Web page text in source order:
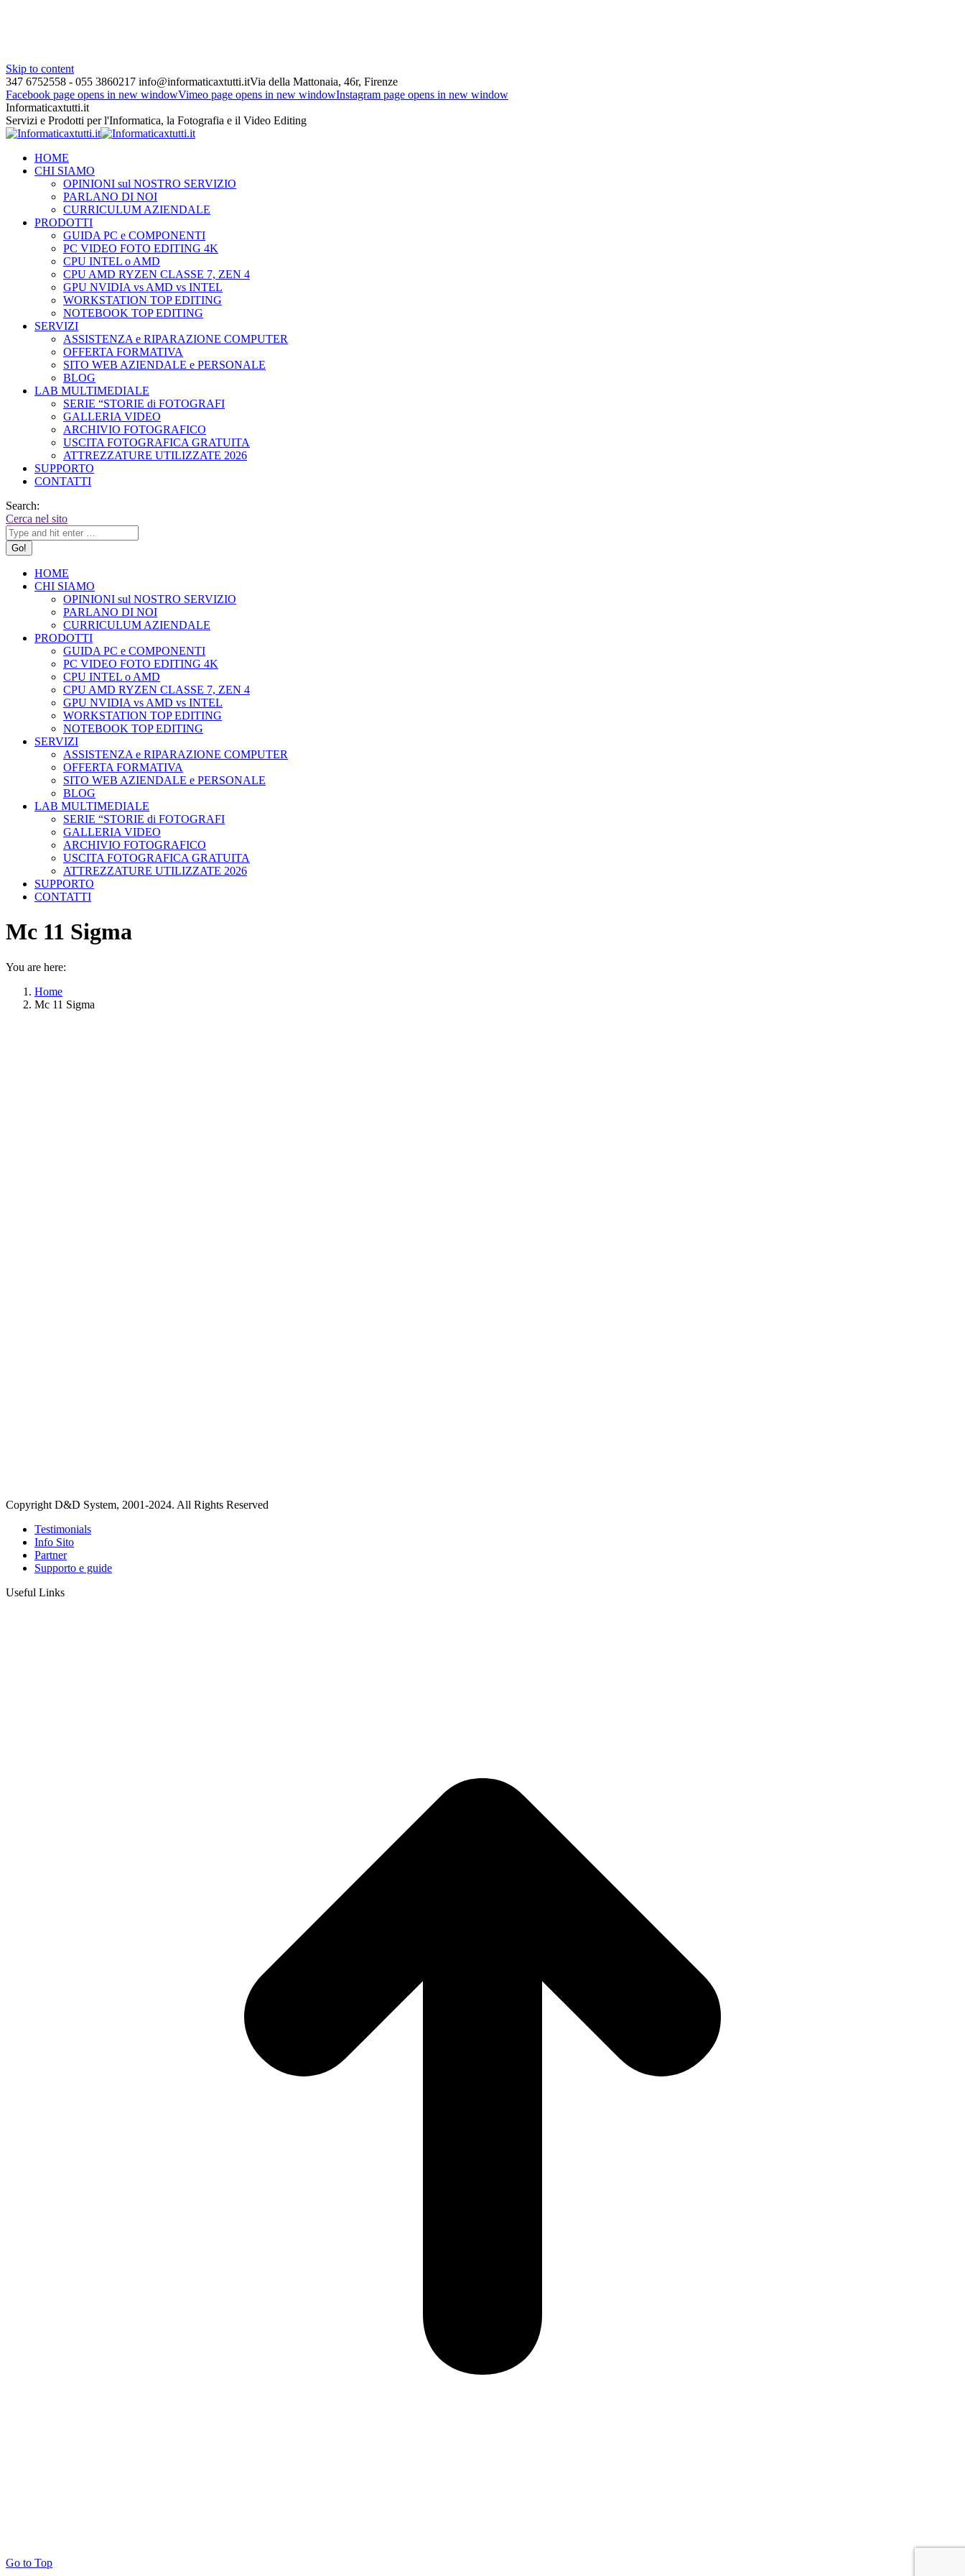
Skip to content
347 6752558 - 055 3860217 info@informaticaxtutti.itVia della Mattonaia, 46r, Firenze
Facebook page opens in new windowVimeo page opens in new windowInstagram page opens in new window
Informaticaxtutti.it
Servizi e Prodotti per l'Informatica, la Fotografia e il Video Editing
HOME
CHI SIAMO
OPINIONI sul NOSTRO SERVIZIO
PARLANO DI NOI
CURRICULUM AZIENDALE
PRODOTTI
GUIDA PC e COMPONENTI
PC VIDEO FOTO EDITING 4K
CPU INTEL o AMD
CPU AMD RYZEN CLASSE 7, ZEN 4
GPU NVIDIA vs AMD vs INTEL
WORKSTATION TOP EDITING
NOTEBOOK TOP EDITING
SERVIZI
ASSISTENZA e RIPARAZIONE COMPUTER
OFFERTA FORMATIVA
SITO WEB AZIENDALE e PERSONALE
BLOG
LAB MULTIMEDIALE
SERIE “STORIE di FOTOGRAFI
GALLERIA VIDEO
ARCHIVIO FOTOGRAFICO
USCITA FOTOGRAFICA GRATUITA
ATTREZZATURE UTILIZZATE 2026
SUPPORTO
CONTATTI
Search:
Cerca nel sito
HOME
CHI SIAMO
OPINIONI sul NOSTRO SERVIZIO
PARLANO DI NOI
CURRICULUM AZIENDALE
PRODOTTI
GUIDA PC e COMPONENTI
PC VIDEO FOTO EDITING 4K
CPU INTEL o AMD
CPU AMD RYZEN CLASSE 7, ZEN 4
GPU NVIDIA vs AMD vs INTEL
WORKSTATION TOP EDITING
NOTEBOOK TOP EDITING
SERVIZI
ASSISTENZA e RIPARAZIONE COMPUTER
OFFERTA FORMATIVA
SITO WEB AZIENDALE e PERSONALE
BLOG
LAB MULTIMEDIALE
SERIE “STORIE di FOTOGRAFI
GALLERIA VIDEO
ARCHIVIO FOTOGRAFICO
USCITA FOTOGRAFICA GRATUITA
ATTREZZATURE UTILIZZATE 2026
SUPPORTO
CONTATTI
Mc 11 Sigma
You are here:
Home
Mc 11 Sigma
Copyright D&D System, 2001-2024. All Rights Reserved
Testimonials
Info Sito
Partner
Supporto e guide
Useful Links
Go to Top